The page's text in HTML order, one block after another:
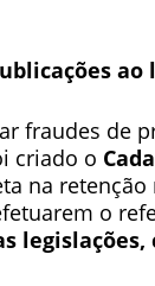
ao
fraudes de
criado o
na
o
legislações,